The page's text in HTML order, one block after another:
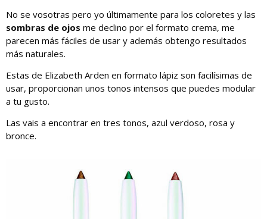
No se vosotras pero yo últimamente para los coloretes y las
sombras de ojos me declino por el formato crema, me
parecen más fáciles de usar y además obtengo resultados
más naturales.
Estas de Elizabeth Arden en formato lápiz son facilísimas de
usar, proporcionan unos tonos intensos que puedes modular
a tu gusto.
Las vais a encontrar en tres tonos, azul verdoso, rosa y
bronce.